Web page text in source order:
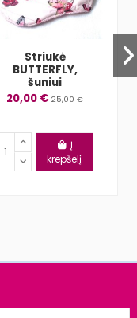
Striukė
BUTTERFLY,
šuniui
20,00 € 25,00 €
Į
krepšelį